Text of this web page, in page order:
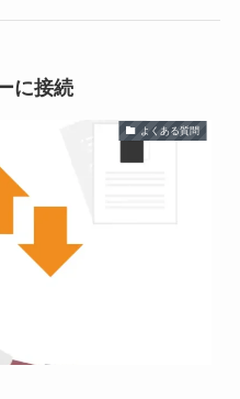
に接続
よくある質問